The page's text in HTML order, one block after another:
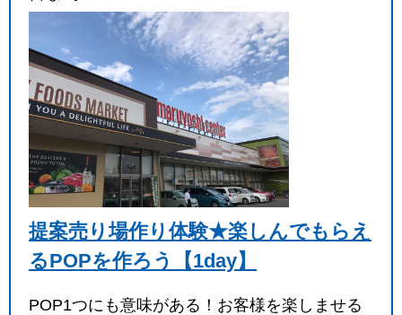
提案売り場作り体験★楽しんでもらえ
るPOPを作ろう【1day】
POP1つにも意味がある！お客様を楽しませる